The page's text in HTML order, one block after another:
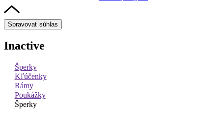
Spravovať súhlas
Inactive
Šperky
Kľúčenky
Rámy
Poukážky
Šperky